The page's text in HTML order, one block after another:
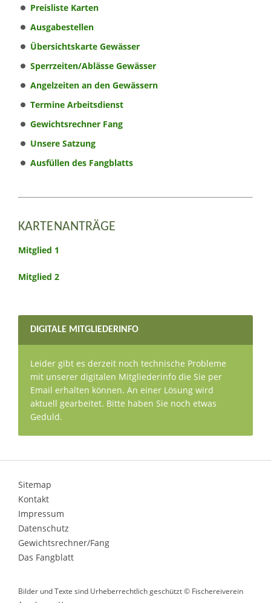
Preisliste Karten
Ausgabestellen
Übersichtskarte Gewässer
Sperrzeiten/Ablässe Gewässer
Angelzeiten an den Gewässern
Termine Arbeitsdienst
Gewichtsrechner Fang
Unsere Satzung
Ausfüllen des Fangblatts
KARTENANTRÄGE
Mitglied 1
Mitglied 2
DIGITALE MITGLIEDERINFO
Leider gibt es derzeit noch technische Probleme
mit unserer digitalen Mitgliederinfo die Sie per
Email erhalten können. An einer Lösung wird
aktuell gearbeitet. Bitte haben Sie noch etwas
Geduld.
Sitemap
Kontakt
Impressum
Datenschutz
Gewichtsrechner/Fang
Das Fangblatt
Bilder und Texte sind Urheberrechtlich geschützt © Fischereiverein